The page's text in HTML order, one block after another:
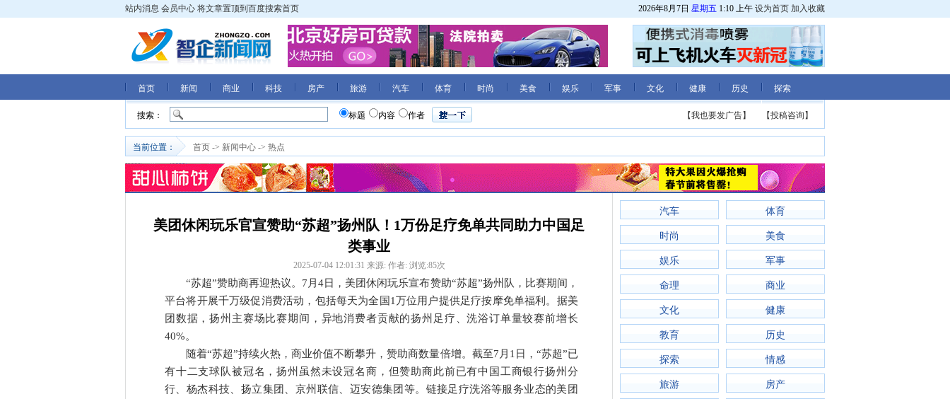
站内消息 会员中心 将文章置顶到百度搜索首页 2026年8月7日 星期五 1:10 上午 设为首页 加入收藏
首页 新闻 商业 科技 房产 旅游 汽车 体育 时尚 美食 娱乐 军事 文化 健康 历史 探索
搜索： 标题 内容 作者 【投稿咨询】
【我也要发广告】
当前位置： 首页 -> 新闻中心 -> 热点
美团休闲玩乐官宣赞助“苏超”扬州队！1万份足疗免单共同助力中国足
类事业
2025-07-04 12:01:31 来源: 作者: 浏览:85次
“苏超”赞助商再迎热议。7月4日，美团休闲玩乐宣布赞助“苏超”扬州队，比赛期间，
平台将开展千万级促消费活动，包括每天为全国1万位用户提供足疗按摩免单福利。据美
团数据，扬州主赛场比赛期间，异地消费者贡献的扬州足疗、洗浴订单量较赛前增长
40%。
随着“苏超”持续火热，商业价值不断攀升，赞助商数量倍增。截至7月1日，“苏超”已
有十二支球队被冠名，扬州虽然未设冠名商，但赞助商此前已有中国工商银行扬州分
行、杨杰科技、扬立集团、京州联信、迈安德集团等。链接足疗洗浴等服务业态的美团
汽车 体育
时尚 美食
娱乐 军事
命理 商业
文化 健康
教育 历史
探索 情感
旅游 房产